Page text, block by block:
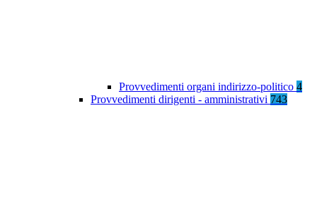
Provvedimenti organi indirizzo-politico 4
Provvedimenti dirigenti - amministrativi 743